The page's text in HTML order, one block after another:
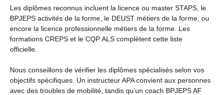
Les diplômes reconnus incluent la licence ou master STAPS, le
BPJEPS activités de la forme, le DEUST métiers de la forme, ou
encore la licence professionnelle métiers de la forme. Les
formations CREPS et le CQP ALS complètent cette liste
officielle.
Nous conseillons de vérifier les diplômes spécialisés selon vos
objectifs spécifiques. Un instructeur APA convient aux personnes
avec des troubles de mobilité, tandis qu’un coach BPJEPS AF